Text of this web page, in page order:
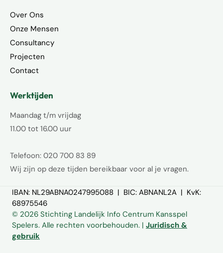
Over Ons
Onze Mensen
Consultancy
Projecten
Contact
Werktijden
Maandag t/m vrijdag
11.00 tot 16.00 uur
Telefoon: 020 700 83 89
Wij zijn op deze tijden bereikbaar voor al je vragen.
IBAN: NL29ABNA0247995088 | BIC: ABNANL2A | KvK:
68975546
© 2026 Stichting Landelijk Info Centrum Kansspel
Spelers. Alle rechten voorbehouden. | Juridisch &
gebruik